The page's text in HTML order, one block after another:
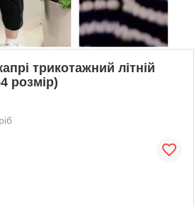
трикотажний літній
розмір)